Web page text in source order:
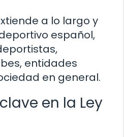
a lo largo y
español,
entidades
en general.
en la Ley